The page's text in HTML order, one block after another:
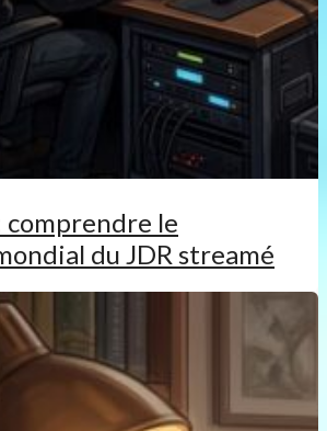
comprendre le
du JDR streamé